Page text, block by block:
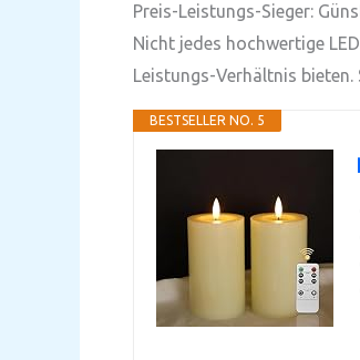
Preis-Leistungs-Sieger:
Nicht jedes hochwertige
Leistungs-Verhältnis
BESTSELLER NO. 5